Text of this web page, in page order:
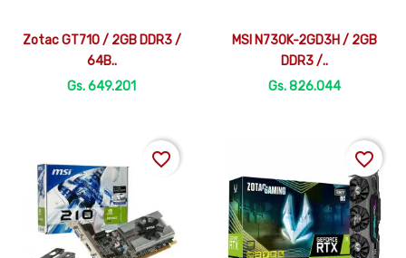
Vista rápida
Zotac GT710 / 2GB DDR3 /
64B..
Gs. 649.201
Vista rápida
MSI N730K-2GD3H / 2GB
DDR3 /..
Gs. 826.044
favorite_border favorite_border